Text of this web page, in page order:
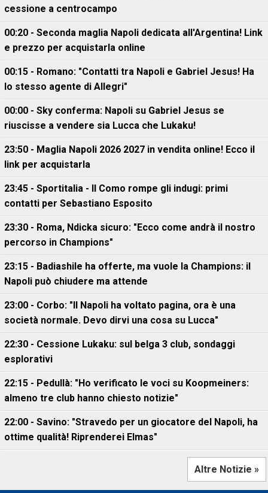
cessione a centrocampo
00:20 - Seconda maglia Napoli dedicata all'Argentina! Link
e prezzo per acquistarla online
00:15 - Romano: "Contatti tra Napoli e Gabriel Jesus! Ha
lo stesso agente di Allegri"
00:00 - Sky conferma: Napoli su Gabriel Jesus se
riuscisse a vendere sia Lucca che Lukaku!
23:50 - Maglia Napoli 2026 2027 in vendita online! Ecco il
link per acquistarla
23:45 - Sportitalia - Il Como rompe gli indugi: primi
contatti per Sebastiano Esposito
23:30 - Roma, Ndicka sicuro: "Ecco come andrà il nostro
percorso in Champions"
23:15 - Badiashile ha offerte, ma vuole la Champions: il
Napoli può chiudere ma attende
23:00 - Corbo: "Il Napoli ha voltato pagina, ora è una
società normale. Devo dirvi una cosa su Lucca"
22:30 - Cessione Lukaku: sul belga 3 club, sondaggi
esplorativi
22:15 - Pedullà: "Ho verificato le voci su Koopmeiners:
almeno tre club hanno chiesto notizie"
22:00 - Savino: "Stravedo per un giocatore del Napoli, ha
ottime qualità! Riprenderei Elmas"
Altre Notizie »